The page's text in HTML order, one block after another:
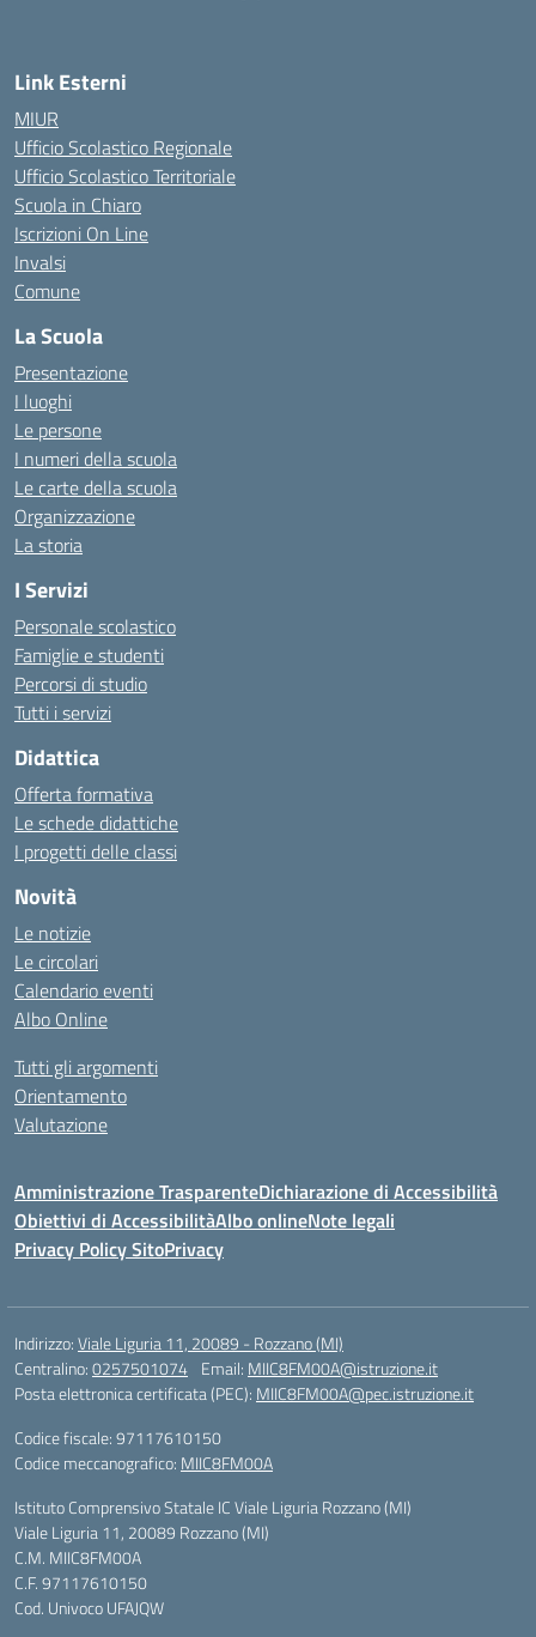
Link Esterni
MIUR
Ufficio Scolastico Regionale
Ufficio Scolastico Territoriale
Scuola in Chiaro
Iscrizioni On Line
Invalsi
Comune
La Scuola
Presentazione
I luoghi
Le persone
I numeri della scuola
Le carte della scuola
Organizzazione
La storia
I Servizi
Personale scolastico
Famiglie e studenti
Percorsi di studio
Tutti i servizi
Didattica
Offerta formativa
Le schede didattiche
I progetti delle classi
Novità
Le notizie
Le circolari
Calendario eventi
Albo Online
Tutti gli argomenti
Orientamento
Valutazione
Amministrazione TrasparenteDichiarazione di Accessibilità
Obiettivi di AccessibilitàAlbo onlineNote legali
Privacy Policy SitoPrivacy
Indirizzo:Viale Liguria 11, 20089 - Rozzano (MI)
Centralino:0257501074 Email: MIIC8FM00A@istruzione.it
Posta elettronica certificata (PEC): MIIC8FM00A@pec.istruzione.it
Codice fiscale: 97117610150
Codice meccanografico: MIIC8FM00A
Istituto Comprensivo Statale IC Viale Liguria Rozzano (MI)
Viale Liguria 11, 20089 Rozzano (MI)
C.M. MIIC8FM00A
C.F. 97117610150
Cod. Univoco UFAJQW